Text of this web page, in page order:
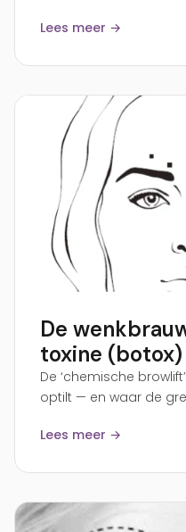
Lees meer →
De
toxine (botox)
De ‘chemische
optilt — en waar de
Lees meer →